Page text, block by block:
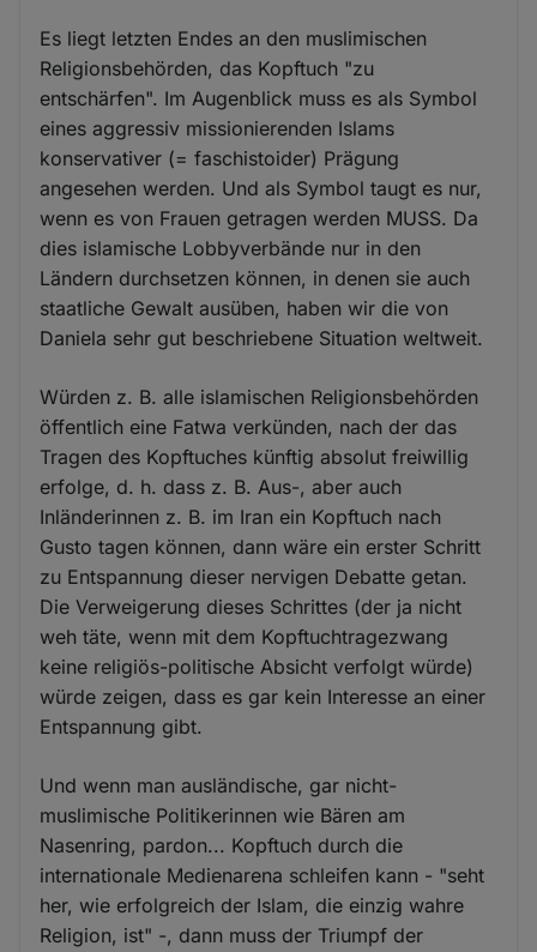
Es liegt letzten Endes an den muslimischen
Religionsbehörden, das Kopftuch "zu
entschärfen". Im Augenblick muss es als Symbol
eines aggressiv missionierenden Islams
konservativer (= faschistoider) Prägung
angesehen werden. Und als Symbol taugt es nur,
wenn es von Frauen getragen werden MUSS. Da
dies islamische Lobbyverbände nur in den
Ländern durchsetzen können, in denen sie auch
staatliche Gewalt ausüben, haben wir die von
Daniela sehr gut beschriebene Situation weltweit.
Würden z. B. alle islamischen Religionsbehörden
öffentlich eine Fatwa verkünden, nach der das
Tragen des Kopftuches künftig absolut freiwillig
erfolge, d. h. dass z. B. Aus-, aber auch
Inländerinnen z. B. im Iran ein Kopftuch nach
Gusto tagen können, dann wäre ein erster Schritt
zu Entspannung dieser nervigen Debatte getan.
Die Verweigerung dieses Schrittes (der ja nicht
weh täte, wenn mit dem Kopftuchtragezwang
keine religiös-politische Absicht verfolgt würde)
würde zeigen, dass es gar kein Interesse an einer
Entspannung gibt.
Und wenn man ausländische, gar nicht-
muslimische Politikerinnen wie Bären am
Nasenring, pardon... Kopftuch durch die
internationale Medienarena schleifen kann - "seht
her, wie erfolgreich der Islam, die einzig wahre
Religion, ist" -, dann muss der Triumpf der